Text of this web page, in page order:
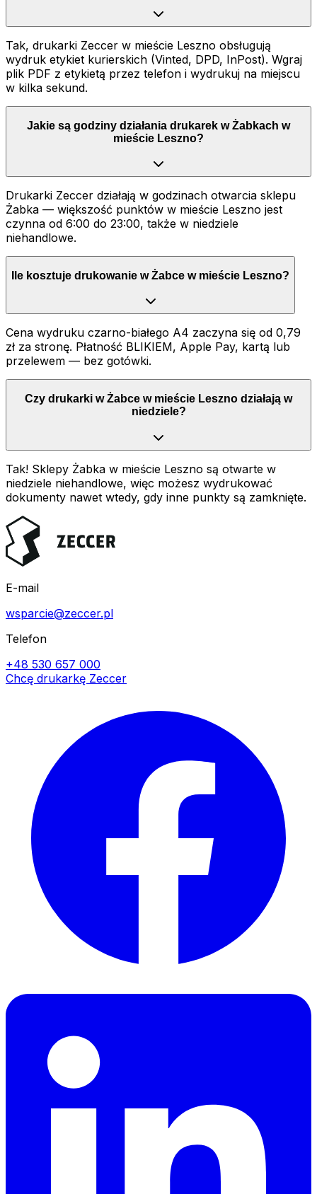
Tak, drukarki Zeccer w mieście Leszno obsługują
wydruk etykiet kurierskich (Vinted, DPD, InPost). Wgraj
plik PDF z etykietą przez telefon i wydrukuj na miejscu
w kilka sekund.
Jakie są godziny działania drukarek w Żabkach w
mieście Leszno?
Drukarki Zeccer działają w godzinach otwarcia sklepu
Żabka — większość punktów w mieście Leszno jest
czynna od 6:00 do 23:00, także w niedziele
niehandlowe.
Ile kosztuje drukowanie w Żabce w mieście Leszno?
Cena wydruku czarno-białego A4 zaczyna się od 0,79
zł za stronę. Płatność BLIKIEM, Apple Pay, kartą lub
przelewem — bez gotówki.
Czy drukarki w Żabce w mieście Leszno działają w
niedziele?
Tak! Sklepy Żabka w mieście Leszno są otwarte w
niedziele niehandlowe, więc możesz wydrukować
dokumenty nawet wtedy, gdy inne punkty są zamknięte.
E-mail
wsparcie@zeccer.pl
Telefon
+48 530 657 000
Chcę drukarkę Zeccer